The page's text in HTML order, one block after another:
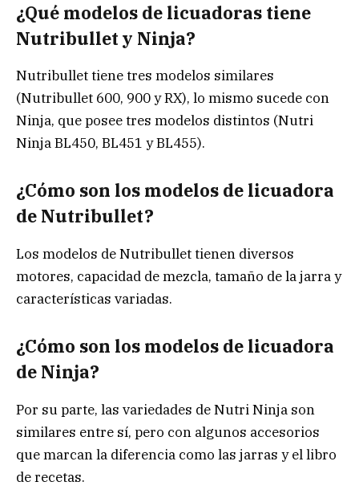
¿Qué modelos de licuadoras tiene
Nutribullet y Ninja?
Nutribullet tiene tres modelos similares
(Nutribullet 600, 900 y RX), lo mismo sucede con
Ninja, que posee tres modelos distintos (Nutri
Ninja BL450, BL451 y BL455).
¿Cómo son los modelos de licuadora
de Nutribullet?
Los modelos de Nutribullet tienen diversos
motores, capacidad de mezcla, tamaño de la jarra y
características variadas.
¿Cómo son los modelos de licuadora
de Ninja?
Por su parte, las variedades de Nutri Ninja son
similares entre sí, pero con algunos accesorios
que marcan la diferencia como las jarras y el libro
de recetas.